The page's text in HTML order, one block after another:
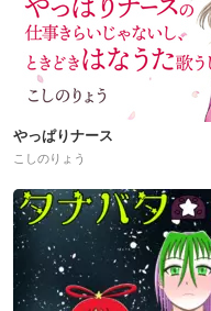
やっぱりナース
こしのりょう